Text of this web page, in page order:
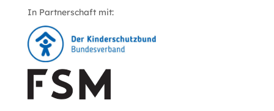
In Partnerschaft mit: